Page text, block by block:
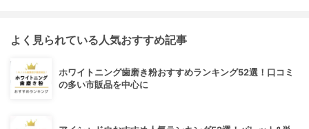
よく見られている人気おすすめ記事
ホワイトニング歯磨き粉おすすめランキング52選！口コミ
の多い市販品を中心に